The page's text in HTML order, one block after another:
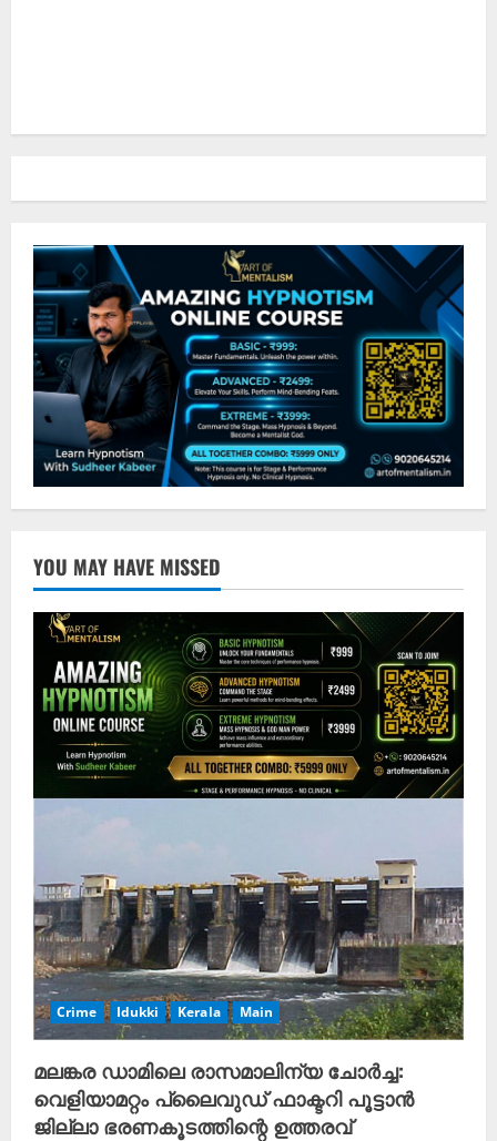
YOU MAY HAVE MISSED
Crime Idukki Kerala Main
മലങ്കര ഡാമിലെ രാസമാലിന്യ ചോർച്ച:
വെളിയാമറ്റം പ്ലൈവുഡ് ഫാക്ടറി പൂട്ടാൻ
ജില്ലാ ഭരണകൂടത്തിന്റെ ഉത്തരവ്